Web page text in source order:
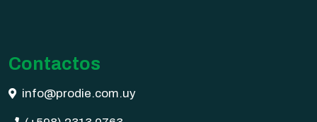
Contactos
info@prodie.com.uy